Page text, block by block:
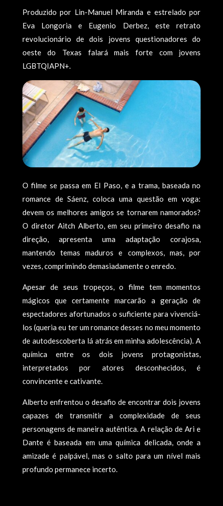
Produzido por Lin-Manuel Miranda e estrelado por
Eva Longoria e Eugenio Derbez, este retrato
revolucionário de dois jovens questionadores do
oeste do Texas falará mais forte com jovens
LGBTQIAPN+.
O filme se passa em El Paso, e a trama, baseada no
romance de Sáenz, coloca uma questão em voga:
devem os melhores amigos se tornarem namorados?
O diretor Aitch Alberto, em seu primeiro desafio na
direção, apresenta uma adaptação corajosa,
mantendo temas maduros e complexos, mas, por
vezes, comprimindo demasiadamente o enredo.
Apesar de seus tropeços, o filme tem momentos
mágicos que certamente marcarão a geração de
espectadores afortunados o suficiente para vivenciá-
los (queria eu ter um romance desses no meu momento
de autodescoberta lá atrás em minha adolescência). A
química entre os dois jovens protagonistas,
interpretados por atores desconhecidos, é
convincente e cativante.
Alberto enfrentou o desafio de encontrar dois jovens
capazes de transmitir a complexidade de seus
personagens de maneira autêntica. A relação de Ari e
Dante é baseada em uma química delicada, onde a
amizade é palpável, mas o salto para um nível mais
profundo permanece incerto.